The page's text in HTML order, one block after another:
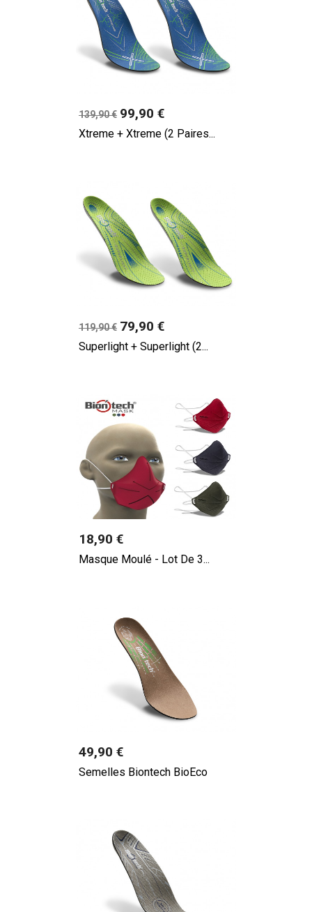
139,90 € Prix
99,90 €
Xtreme + Xtreme (2 Paires...
119,90 € Prix
79,90 €
Superlight + Superlight (2...
Prix
18,90 €
Masque Moulé - Lot De 3...
Prix
49,90 €
Semelles Biontech BioEco